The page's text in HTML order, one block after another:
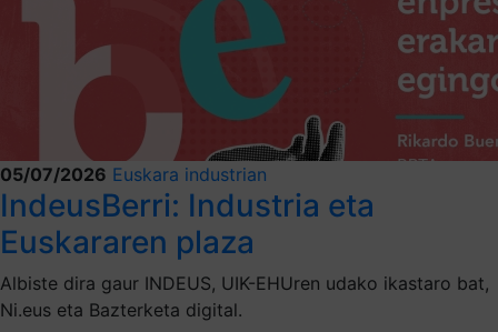
05/07/2026 Euskara industrian
IndeusBerri: Industria eta
Euskararen plaza
Albiste dira gaur INDEUS, UIK-EHUren udako ikastaro bat,
Ni.eus eta Bazterketa digital.